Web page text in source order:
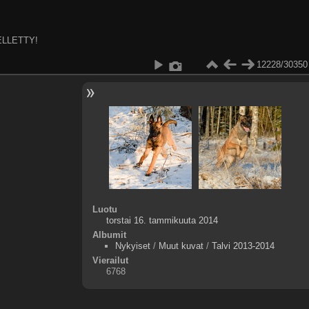
12228/30350
Luotu
torstai 16. tammikuuta 2014
Albumit
Nykyiset/ Muut kuvat/ Talvi 2013-2014
Vierailut
6768